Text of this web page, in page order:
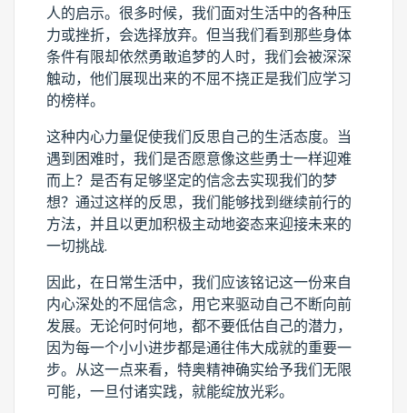
人的启示。很多时候，我们面对生活中的各种压
力或挫折，会选择放弃。但当我们看到那些身体
条件有限却依然勇敢追梦的人时，我们会被深深
触动，他们展现出来的不屈不挠正是我们应学习
的榜样。
这种内心力量促使我们反思自己的生活态度。当
遇到困难时，我们是否愿意像这些勇士一样迎难
而上？是否有足够坚定的信念去实现我们的梦
想？通过这样的反思，我们能够找到继续前行的
方法，并且以更加积极主动地姿态来迎接未来的
一切挑战.
因此，在日常生活中，我们应该铭记这一份来自
内心深处的不屈信念，用它来驱动自己不断向前
发展。无论何时何地，都不要低估自己的潜力，
因为每一个小小进步都是通往伟大成就的重要一
步。从这一点来看，特奥精神确实给予我们无限
可能，一旦付诸实践，就能绽放光彩。